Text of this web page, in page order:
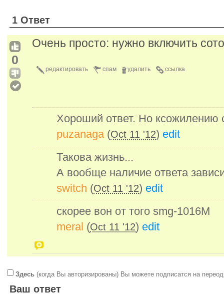
1 Ответ
0
Очень просто: нужно включить
ссылка
удалить
спам
редактировать
Хороший ответ. Но ксожилению
puzanaga (Oct 11 '12) edit
Такова жизнь...
А вообще наличие ответа
switch (Oct 11 '12) edit
скорее вон от того smg-1016M
meral (Oct 11 '12) edit
Здесь (когда Вы авторизированы) Вы можете подписатся на
Ваш ответ